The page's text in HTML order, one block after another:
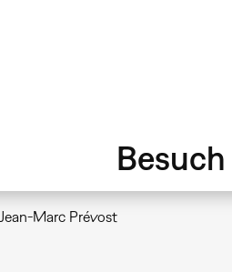
Besuch
Marc Prévost